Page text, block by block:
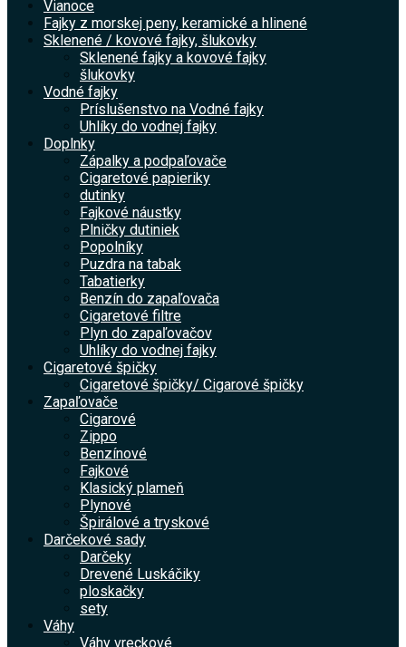
Vianoce
Fajky z morskej peny, keramické a hlinené
Sklenené / kovové fajky, šlukovky
Sklenené fajky a kovové fajky
šlukovky
Vodné fajky
Príslušenstvo na Vodné fajky
Uhlíky do vodnej fajky
Doplnky
Zápalky a podpaľovače
Cigaretové papieriky
dutinky
Fajkové náustky
Plničky dutiniek
Popolníky
Puzdra na tabak
Tabatierky
Benzín do zapaľovača
Cigaretové filtre
Plyn do zapaľovačov
Uhlíky do vodnej fajky
Cigaretové špičky
Cigaretové špičky/ Cigarové špičky
Zapaľovače
Cigarové
Zippo
Benzínové
Fajkové
Klasický plameň
Plynové
Špirálové a tryskové
Darčekové sady
Darčeky
Drevené Luskáčiky
ploskačky
sety
Váhy
Váhy vreckové